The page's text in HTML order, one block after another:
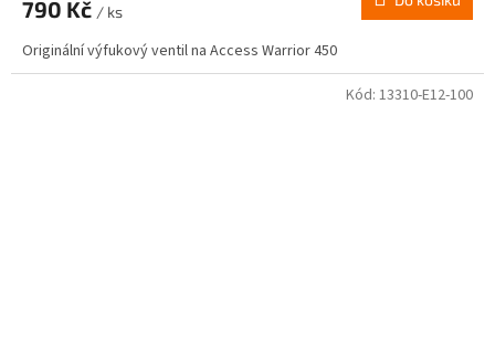
790 Kč / ks
Originální výfukový ventil na Access Warrior 450
Kód: 13310-E12-100